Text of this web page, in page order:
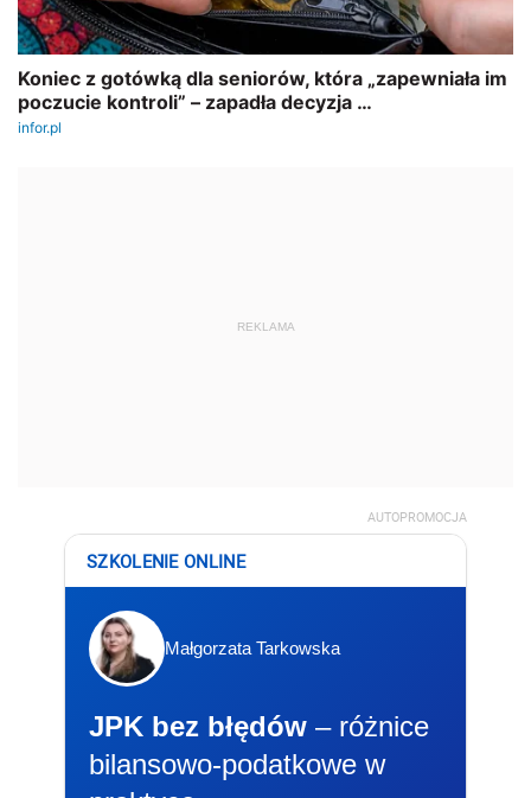
REKLAMA
AUTOPROMOCJA
SZKOLENIE ONLINE
Małgorzata Tarkowska
JPK bez błędów – różnice
bilansowo-podatkowe w